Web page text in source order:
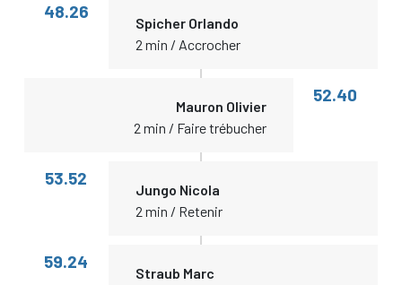
48.26
Spicher Orlando
2 min / Accrocher
Mauron Olivier
2 min / Faire trébucher
52.40
53.52
Jungo Nicola
2 min / Retenir
59.24
Straub Marc